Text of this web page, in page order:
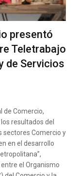
presentó
Teletrabajo
de Servicios
de Comercio,
resultados del
sectores Comercio y
en el desarrollo
el Organismo